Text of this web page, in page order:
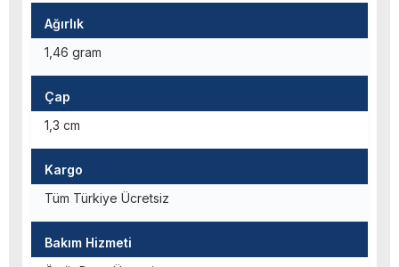
Ağırlık
1,46 gram
Çap
1,3 cm
Kargo
Tüm Türkiye Ücretsiz
Bakım Hizmeti